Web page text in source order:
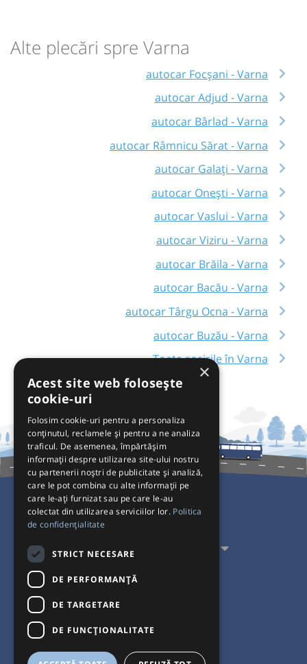
Alte plecări spre Varna
autocar Focșani - Varna
autocar Adjud - Varna
autocar Bârlad - Varna
autocar Râmnicu Sărat - Varna
autocar Galați - Varna
autocar Onești - Varna
autocar Vaslui - Varna
autocar Viziru - Varna
autocar Brăila - Varna
autocar Bacău - Varna
autocar Târgu Ocna - Varna
autocar Buzău - Varna
Toate sosirile în Varna
Pentru Călători
Pentru Transportatori
Interacționăm
Acceptăm plăți cu
×
Acest site web folosește
cookie-uri
Folosim cookie-uri pentru a personaliza
conținutul, reclamele și pentru a ne analiza
traficul. De asemenea, împărtășim
informații despre utilizarea site-ului nostru
cu partenerii noștri de publicitate și analiză,
care le pot combina cu alte informații pe
care le-ați furnizat sau pe care le-au
colectat din utilizarea serviciilor lor. Politica
de confidențialitate
STRICT NECESARE
DE PERFORMANȚĂ
DE TARGETARE
DE FUNCŢIONALITATE